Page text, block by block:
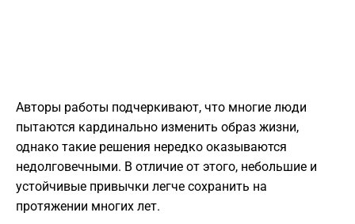
Авторы работы подчеркивают, что многие люди
пытаются кардинально изменить образ жизни,
однако такие решения нередко оказываются
недолговечными. В отличие от этого, небольшие и
устойчивые привычки легче сохранить на
протяжении многих лет.